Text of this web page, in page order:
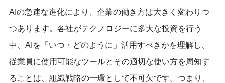
AIの急速な進化により、企業の働き方は大きく変わりつ
つあります。各社がテクノロジーに多大な投資を行う
中、AIを「いつ・どのように」活用すべきかを理解し、
従業員に使用可能なツールとその適切な使い方を周知す
ることは、組織戦略の一環として不可欠です。つまり、